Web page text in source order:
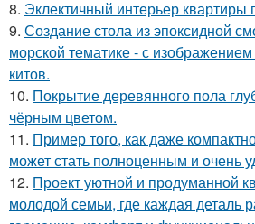
8. Эклектичный интерьер
9. Создание стола из эпоксидной
морской тематике - с
китов.
10. Покрытие деревянного пола
чёрным цветом.
11. Пример того, как даже
может стать полноценным и очень
12. Проект уютной и продуманной
молодой семьи, где каждая деталь